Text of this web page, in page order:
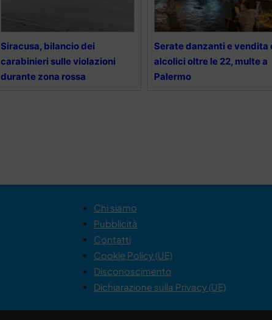
Siracusa, bilancio dei
carabinieri sulle violazioni
durante zona rossa
Serate danzanti e vendita
alcolici oltre le 22, multe a
Palermo
Chi siamo
Pubblicità
Contatti
Cookie Policy (UE)
Disconoscimento
Dichiarazione sulla Privacy (UE)